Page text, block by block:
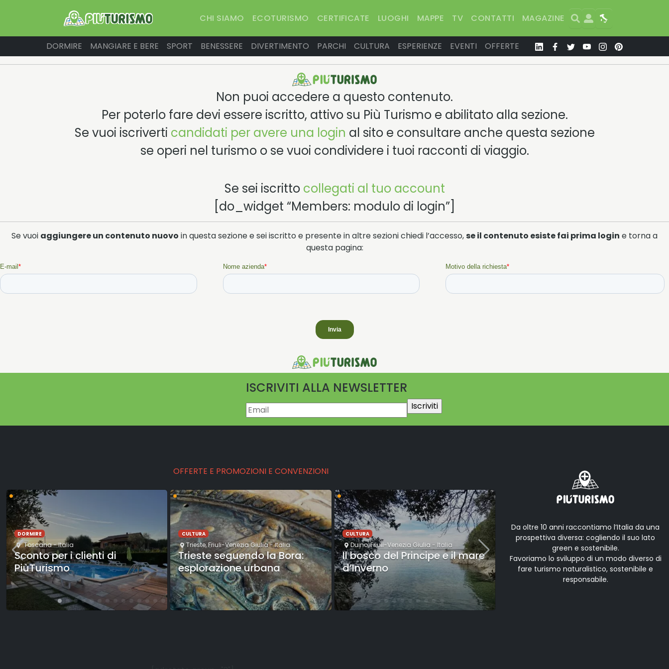
CHI SIAMO ECOTURISMO CERTIFICATE LUOGHI MAPPE TV CONTATTI MAGAZINE Search
User Map
DORMIRE MANGIARE E BERE SPORT BENESSERE DIVERTIMENTO PARCHI CULTURA ESPERIENZE EVENTI OFFERTE
Non puoi accedere a questo contenuto.
Per poterlo fare devi essere iscritto, attivo su Più Turismo e abilitato alla sezione.
Se vuoi iscriverti candidati per avere una login al sito e consultare anche questa sezione
se operi nel turismo o se vuoi condividere i tuoi racconti di viaggio.
Se sei iscritto collegati al tuo account
[do_widget “Members: modulo di login”]
Se vuoi aggiungere un contenuto nuovo in questa sezione e sei iscritto e presente in altre sezioni chiedi l’accesso, se il contenuto esiste fai prima login e torna a
questa pagina:
ISCRIVITI ALLA NEWSLETTER
Email
OFFERTE E PROMOZIONI E CONVENZIONI
•
DORMIRE
Toscana- Italia
Sconto per i clienti di
PiùTurismo
•
CULTURA
Trieste,Friuli-Venezia Giulia- Italia
Trieste seguendo la Bora:
esplorazione urbana
•
CULTURA
Duino,Friuli-Venezia Giulia - Italia
Il bosco del Principe e il mare
d’Inverno
Aurisina Friuli-Venezia Giulia- Italia
Il Sentiero della Salvia:
inverno vista mare
Da oltre 10 anni raccontiamo l’Italia da una
prospettiva diversa: cogliendo il suo lato
green e sostenibile.
Favoriamo lo sviluppo di un modo diverso di
fare turismo naturalistico, sostenibile e
responsabile.